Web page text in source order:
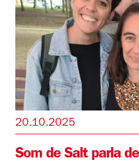
20.10.2025
Som de Salt parla